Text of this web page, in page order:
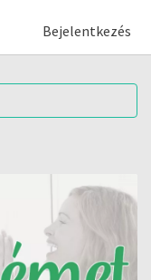
Bejelentkezés